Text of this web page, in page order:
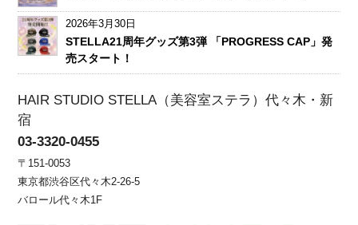
2026年3月30日
STELLA21周年グッズ第3弾 「PROGRESS CAP」発
売スタート！
HAIR STUDIO STELLA（美容室ステラ）代々木・新
宿
03-3320-0455
〒151-0053
東京都渋谷区代々木2-26-5
バロール代々木1F